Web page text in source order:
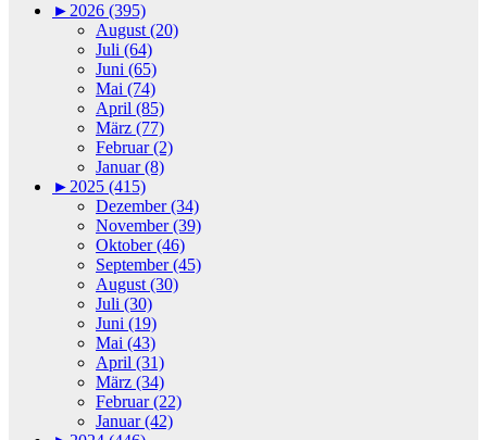
► 2026 (395)
August (20)
Juli (64)
Juni (65)
Mai (74)
April (85)
März (77)
Februar (2)
Januar (8)
► 2025 (415)
Dezember (34)
November (39)
Oktober (46)
September (45)
August (30)
Juli (30)
Juni (19)
Mai (43)
April (31)
März (34)
Februar (22)
Januar (42)